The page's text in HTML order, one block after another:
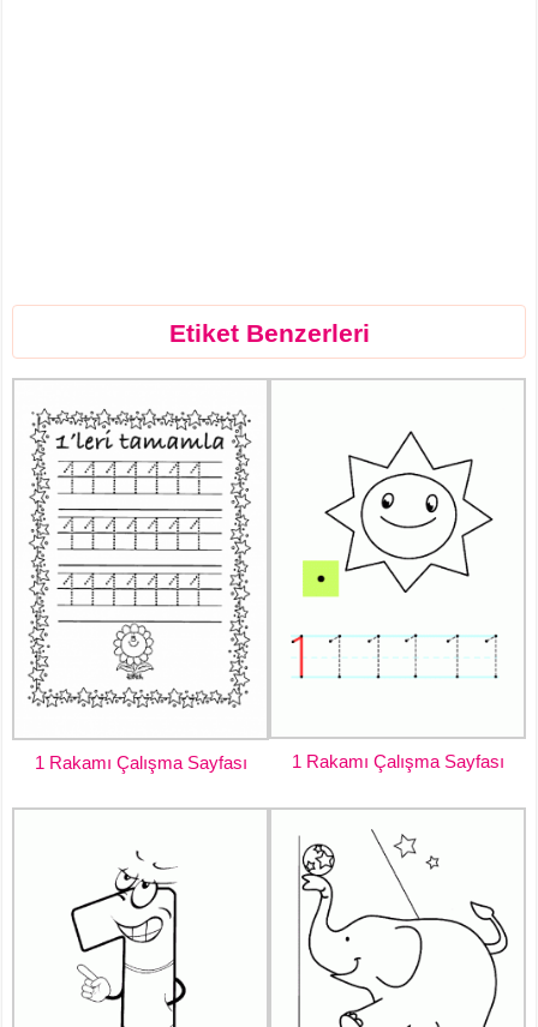
Etiket Benzerleri
1 Rakamı Çalışma Sayfası 1 Rakamı Çalışma Sayfası